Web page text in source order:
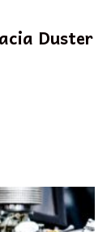
Duster